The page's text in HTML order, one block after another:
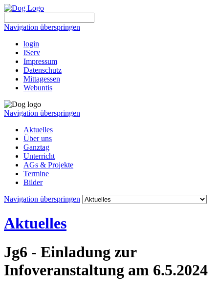
Navigation überspringen
login
IServ
Impressum
Datenschutz
Mittagessen
Webuntis
Navigation überspringen
Aktuelles
Über uns
Ganztag
Unterricht
AGs & Projekte
Termine
Bilder
Navigation überspringen
Aktuelles
Jg6 - Einladung zur
Infoveranstaltung am 6.5.2024